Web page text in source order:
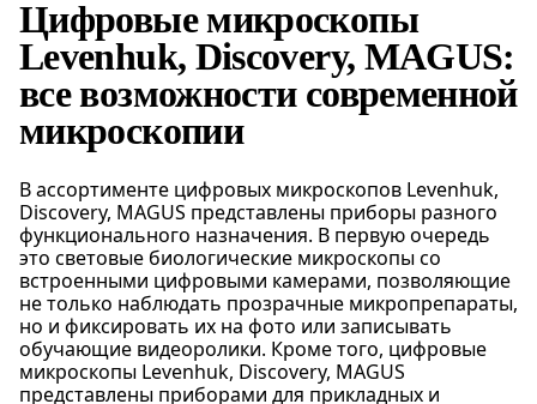
Цифровые микроскопы
Levenhuk, Discovery, MAGUS:
все возможности современной
микроскопии
В ассортименте цифровых микроскопов Levenhuk,
Discovery, MAGUS представлены приборы разного
функционального назначения. В первую очередь
это световые биологические микроскопы со
встроенными цифровыми камерами, позволяющие
не только наблюдать прозрачные микропрепараты,
но и фиксировать их на фото или записывать
обучающие видеоролики. Кроме того, цифровые
микроскопы Levenhuk, Discovery, MAGUS
представлены приборами для прикладных и